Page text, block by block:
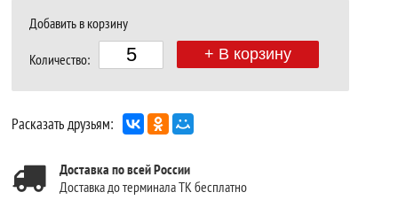
Добавить в корзину
Количество: + В корзину
Расказать друзьям:
Доставка по всей России
Доставка до терминала ТК бесплатно